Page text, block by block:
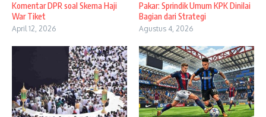
Komentar DPR soal Skema Haji
War Tiket
April 12, 2026
Pakar: Sprindik Umum KPK Dinilai
Bagian dari Strategi
Agustus 4, 2026